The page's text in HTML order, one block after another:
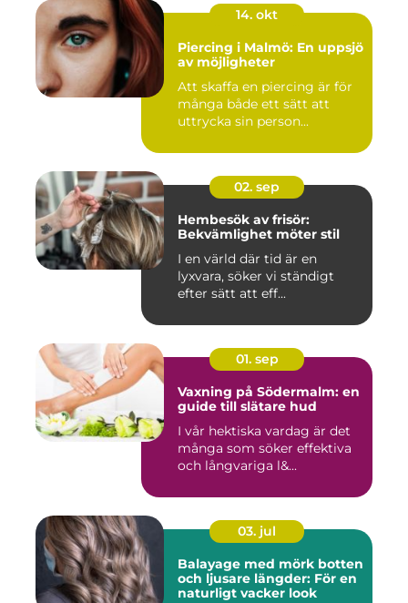
14. okt
Piercing i Malmö: En uppsjö
av möjligheter
Att skaffa en piercing är för
många både ett sätt att
uttrycka sin person...
02. sep
Hembesök av frisör:
Bekvämlighet möter stil
I en värld där tid är en
lyxvara, söker vi ständigt
efter sätt att eff...
01. sep
Vaxning på Södermalm: en
guide till slätare hud
I vår hektiska vardag är det
många som söker effektiva
och långvariga l&...
03. jul
Balayage med mörk botten
och ljusare längder: För en
naturligt vacker look